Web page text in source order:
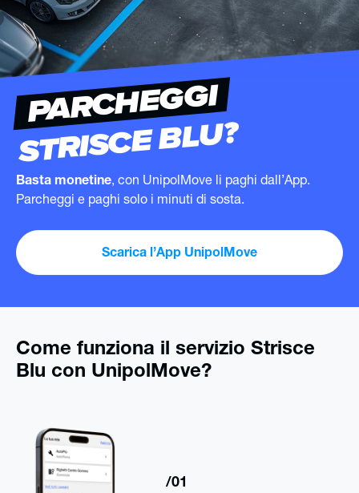
PARCHEGGI
STRISCE BLU?
Basta monetine, con UnipolMove li paghi dall’App.
Parcheggi e paghi solo i minuti di sosta.
Scarica l’App UnipolMove
Come funziona il servizio Strisce
Blu con UnipolMove?
/01